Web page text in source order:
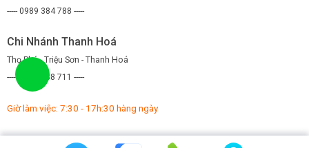
----- 0989 384 788 -----
Chi Nhánh Thanh Hoá
Thọ Phú - Triệu Sơn - Thanh Hoá
----- 0971 088 711 -----
Giờ làm việc: 7:30 - 17h:30 hàng ngày